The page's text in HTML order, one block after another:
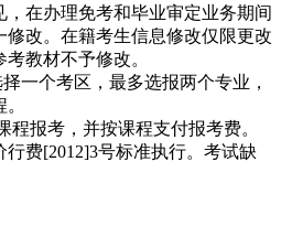
在办理免考和毕业审定业务期间
改。在籍考生信息修改仅限更改
教材不予修改。
个考区，最多选报两个专业，
报考，并按课程支付报考费。
费[2012]3号标准执行。考试缺